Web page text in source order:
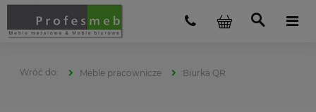
Meble pracownicze Biurka QR